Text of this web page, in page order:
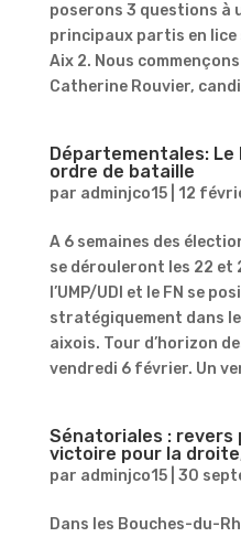
poserons 3 questions à
principaux partis en lice
Aix 2. Nous
Catherine Rouvier,
Départementales: Le
ordre de bataille
par adminjco15| 12
A 6 semaines des
se dérouleront les 22 et
l’UMP/UDI et le FN se
stratégiquement dans
aixois. Tour d’horizon
vendredi 6 février. Un
Sénatoriales : revers
victoire pour la
par adminjco15| 30
Dans les Bouches-du-